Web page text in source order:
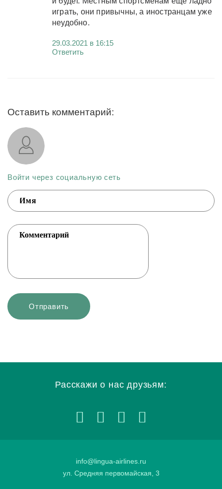
играть, они привычны, а иностранцам уже
неудобно.
29.03.2021 в 16:15
Ответить
Оставить комментарий:
Войти через социальную сеть
Расскажи о нас друзьям:
info@lingua-airlines.ru
ул. Средняя первомайская, 3